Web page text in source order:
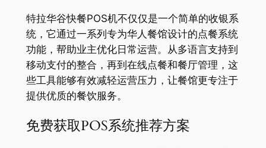
特拉华谷快餐POS机不仅仅是一个简单的收银系
统，它通过一系列专为华人餐馆设计的点餐系统
功能，帮助业主优化日常运营。从多语言支持到
移动支付的整合，再到在线点餐和餐厅管理，这
些工具能够有效减轻运营压力，让餐馆更专注于
提供优质的餐饮服务。
免费获取POS系统推荐方案